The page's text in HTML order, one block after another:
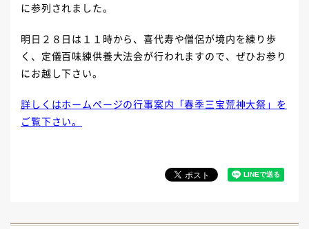
に参列されました。
明日２８日は１１時から、喜代寿や僧侶が境内を練り歩
く、定儀百味練供養大法会が行われますので、ぜひお参り
にお越し下さい。
詳しくはホームページの行事案内「春季三宝荒神大祭」を
ご覧下さい。